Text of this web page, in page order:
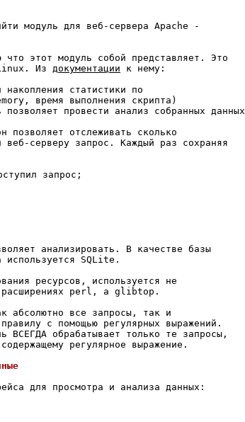
модуль для веб-сервера Apache -
этот модуль собой представляет. Это
Из документации к нему:
накопления статистики по
время выполнения скрипта)
провести анализ собранных
отслеживать сколько
веб-серверу запрос. Каждый раз сохраняя
анализировать. В качестве базы
используется SQLite.
ресурсов, используется не
perl, а glibtop.
абсолютно все запросы, так и
с помощью регулярных выражений.
ВСЕГДА обрабатывает только те запросы,
регулярное выражение.
для просмотра и анализа данных: